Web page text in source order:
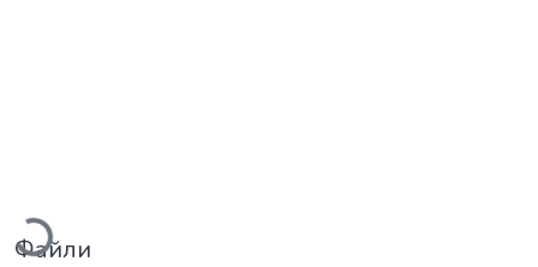
Вантажиться...
Файли